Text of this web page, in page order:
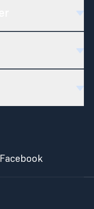
Facebook